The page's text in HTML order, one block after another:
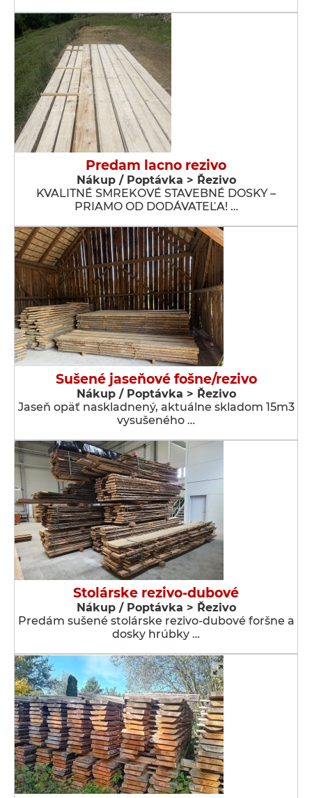
Predam lacno rezivo
Nákup / Poptávka > Řezivo
KVALITNÉ SMREKOVÉ STAVEBNÉ DOSKY –
PRIAMO OD DODÁVATEĽA! …
Sušené jaseňové fošne/rezivo
Nákup / Poptávka > Řezivo
Jaseň opäť naskladnený, aktuálne skladom 15m3
vysušeného …
Stolárske rezivo-dubové
Nákup / Poptávka > Řezivo
Predám sušené stolárske rezivo-dubové foršne a
dosky hrúbky …